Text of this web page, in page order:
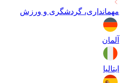
مهمانداری، گردشگری و ورزش
آلمان
ایتالیا